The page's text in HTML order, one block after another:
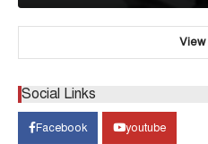
View
Social Links
Facebook youtube
August 6,
দেশের বাজারে